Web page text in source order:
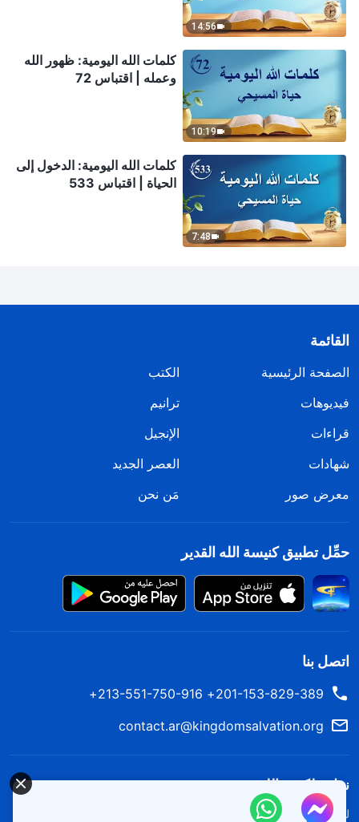
14:56
10:19
كلمات الله اليومية: ظهور الله
وعمله | اقتباس 72
7:48
كلمات الله اليومية: الدخول إلى
الحياة | اقتباس 533
القائمة
الصفحة الرئيسية
الكتب
فيديوهات
ترانيم
قراءات
الإنجيل
شهادات
العصر الجديد
معرض صور
مَن نحن
حمِّل تطبيق كنيسة الله القدير
اتصل بنا
201-153-829-389+ 213-551-750-916+
contact.ar@kingdomsalvation.org
نزل ملكوت الله.
لقد نزلت المملكة بالفعل إلى الأرض! هل تريد دخوله؟